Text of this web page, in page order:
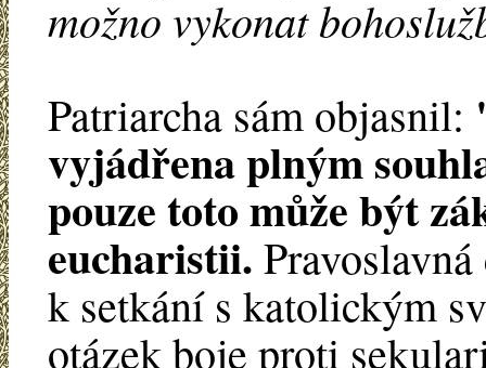
možno vykonat
Patriarcha sám objasnil:
vyjádřena plným
pouze toto může být
eucharistii.
k setkání s katolickým
otázek boje proti